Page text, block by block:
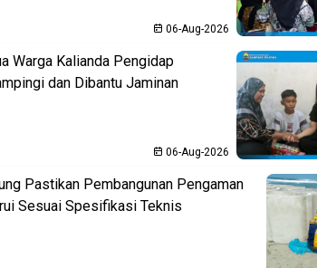
06-Aug-2026
Warga Kalianda Pengidap
dan Dibantu Jaminan
06-Aug-2026
Pastikan Pembangunan Pengaman
Sesuai Spesifikasi Teknis